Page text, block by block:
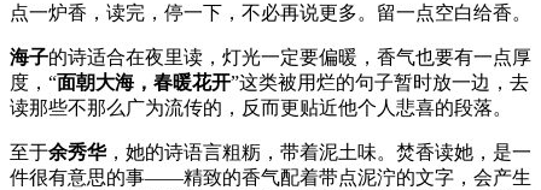
点一炉香，读完，停一下，不必再说更多。留一点空白给香。
海子的诗适合在夜里读，灯光一定要偏暖，香气也要有一点厚
度，“面朝大海，春暖花开”这类被用烂的句子暂时放一边，去
读那些不那么广为流传的，反而更贴近他个人悲喜的段落。
至于余秀华，她的诗语言粗粝，带着泥土味。焚香读她，是一
件很有意思的事——精致的香气配着带点泥泞的文字，会产生